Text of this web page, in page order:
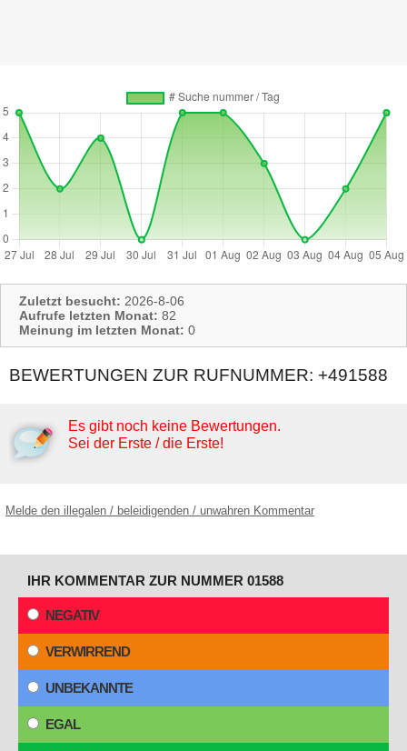
Zuletzt besucht: 2026-8-06
Aufrufe letzten Monat: 82
Meinung im letzten Monat: 0
BEWERTUNGEN ZUR RUFNUMMER: +491588
Es gibt noch keine Bewertungen.
Sei der Erste / die Erste!
Melde den illegalen / beleidigenden / unwahren Kommentar
IHR KOMMENTAR ZUR NUMMER 01588
NEGATIV
VERWIRREND
UNBEKANNTE
EGAL